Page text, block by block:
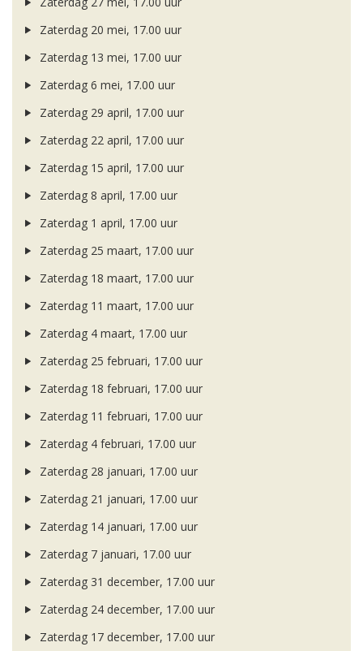
Zaterdag 20 mei, 17.00 uur
Zaterdag 13 mei, 17.00 uur
Zaterdag 6 mei, 17.00 uur
Zaterdag 29 april, 17.00 uur
Zaterdag 22 april, 17.00 uur
Zaterdag 15 april, 17.00 uur
Zaterdag 8 april, 17.00 uur
Zaterdag 1 april, 17.00 uur
Zaterdag 25 maart, 17.00 uur
Zaterdag 18 maart, 17.00 uur
Zaterdag 11 maart, 17.00 uur
Zaterdag 4 maart, 17.00 uur
Zaterdag 25 februari, 17.00 uur
Zaterdag 18 februari, 17.00 uur
Zaterdag 11 februari, 17.00 uur
Zaterdag 4 februari, 17.00 uur
Zaterdag 28 januari, 17.00 uur
Zaterdag 21 januari, 17.00 uur
Zaterdag 14 januari, 17.00 uur
Zaterdag 7 januari, 17.00 uur
Zaterdag 31 december, 17.00 uur
Zaterdag 24 december, 17.00 uur
Zaterdag 17 december, 17.00 uur